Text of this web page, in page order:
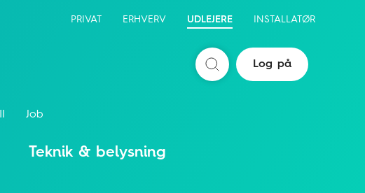
PRIVAT ERHVERV UDLEJERE INSTALLATØR
Søg Log på
Job
Teknik & belysning